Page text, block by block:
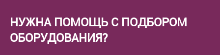
НУЖНА ПОМОЩЬ С ПОДБОРОМ
ОБОРУДОВАНИЯ?